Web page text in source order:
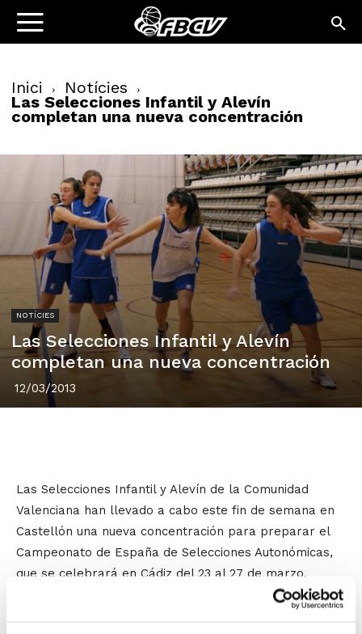
Inici Notícies
Las Selecciones Infantil y Alevín
completan una nueva concentración
NOTÍCIES
Las Selecciones Infantil y Alevín
completan una nueva concentración
12/03/2013
Las Selecciones Infantil y Alevín de la Comunidad
Valenciana han llevado a cabo este fin de semana en
Castellón una nueva concentración para preparar el
Campeonato de España de Selecciones Autonómicas,
que se celebrará en Cádiz del 23 al 27 de marzo.
La Selección Infantil comenzó el sábado por la tarde